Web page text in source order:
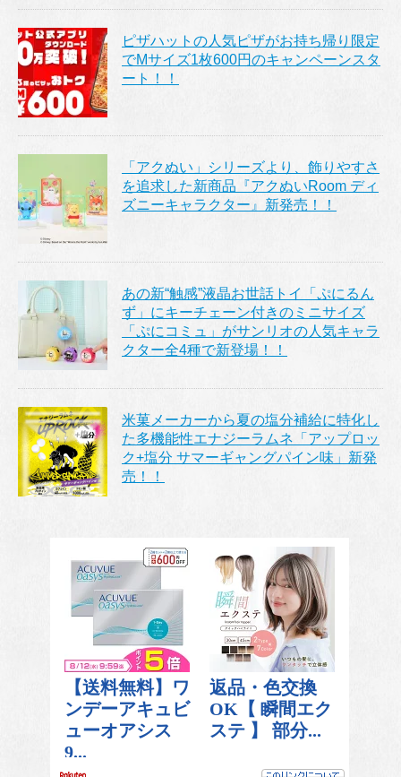
ピザハットの人気ピザがお持ち帰り限定
でMサイズ1枚600円のキャンペーンスタ
ート！！
「アクぬい」シリーズより、飾りやすさ
を追求した新商品『アクぬいRoom ディ
ズニーキャラクター』新発売！！
あの新“触感”液晶お世話トイ「ぷにるん
ず」にキーチェーン付きのミニサイズ
「ぷにコミュ」がサンリオの人気キャラ
クター全4種で新登場！！
米菓メーカーから夏の塩分補給に特化し
た多機能性エナジーラムネ「アップロッ
ク+塩分 サマーギャングパイン味」新発
売！！